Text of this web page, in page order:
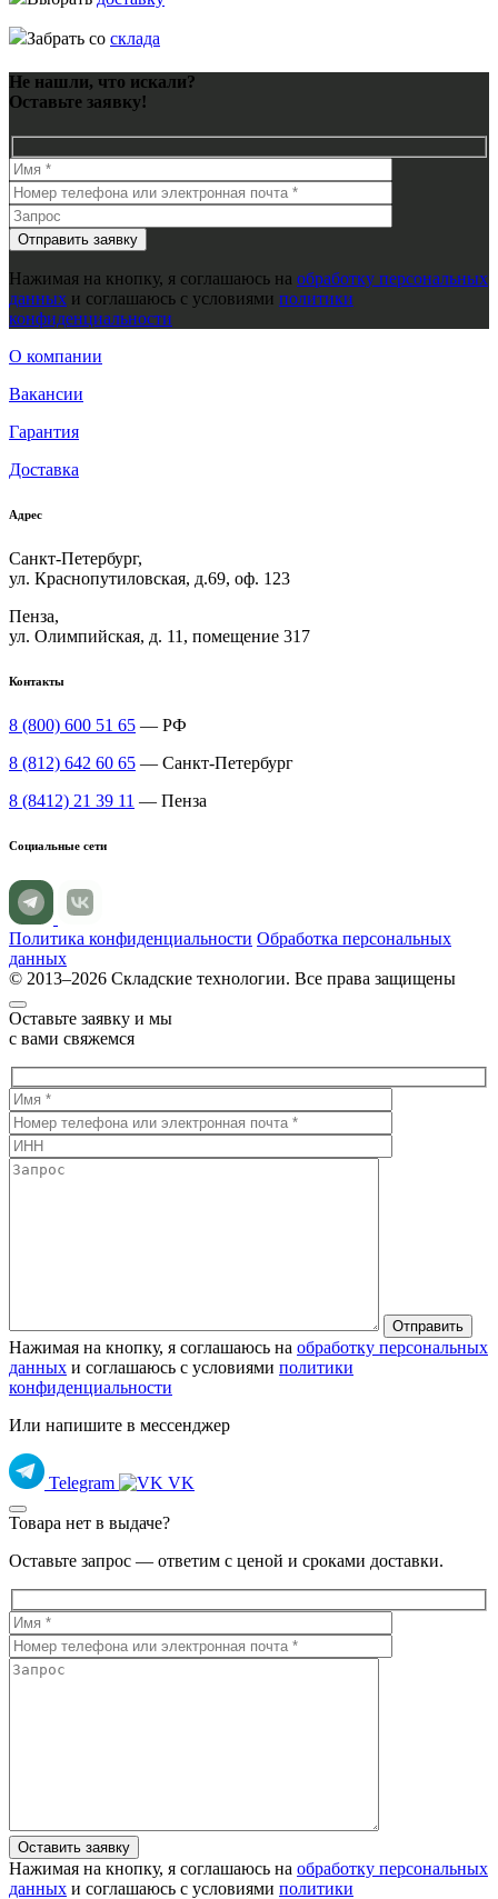
Забрать со склада
Не нашли, что искали?
Оставьте заявку!
Нажимая на кнопку, я соглашаюсь на обработку персональных
данных и соглашаюсь с условиями политики
конфиденциальности
О компании
Вакансии
Гарантия
Доставка
Адрес
Санкт-Петербург,
ул. Краснопутиловская, д.69, оф. 123
Пенза,
ул. Олимпийская, д. 11, помещение 317
Контакты
8 (800) 600 51 65 — РФ
8 (812) 642 60 65 — Санкт-Петербург
8 (8412) 21 39 11 — Пенза
Социальные сети
Политика конфиденциальности Обработка персональных
данных
© 2013–2026 Складские технологии. Все права защищены
Оставьте заявку и мы
с вами свяжемся
Нажимая на кнопку, я соглашаюсь на обработку персональных
данных и соглашаюсь с условиями политики
конфиденциальности
Или напишите в мессенджер
Telegram VK
Товара нет в выдаче?
Оставьте запрос — ответим с ценой и сроками доставки.
Нажимая на кнопку, я соглашаюсь на обработку персональных
данных и соглашаюсь с условиями политики